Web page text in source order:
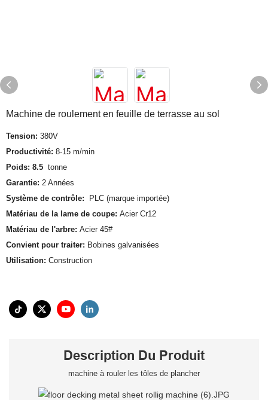
Machine de roulement en feuille de terrasse au sol
Tension: 380V
Productivité: 8-15 m/min
Poids: 8.5 tonne
Garantie: 2 Années
Système de contrôle:
PLC (marque importée)
Matériau de la lame de coupe: Acier Cr12
Matériau de l'arbre: Acier 45#
Convient pour traiter: Bobines galvanisées
Utilisation: Construction
Description Du Produit
machine à rouler les tôles de plancher